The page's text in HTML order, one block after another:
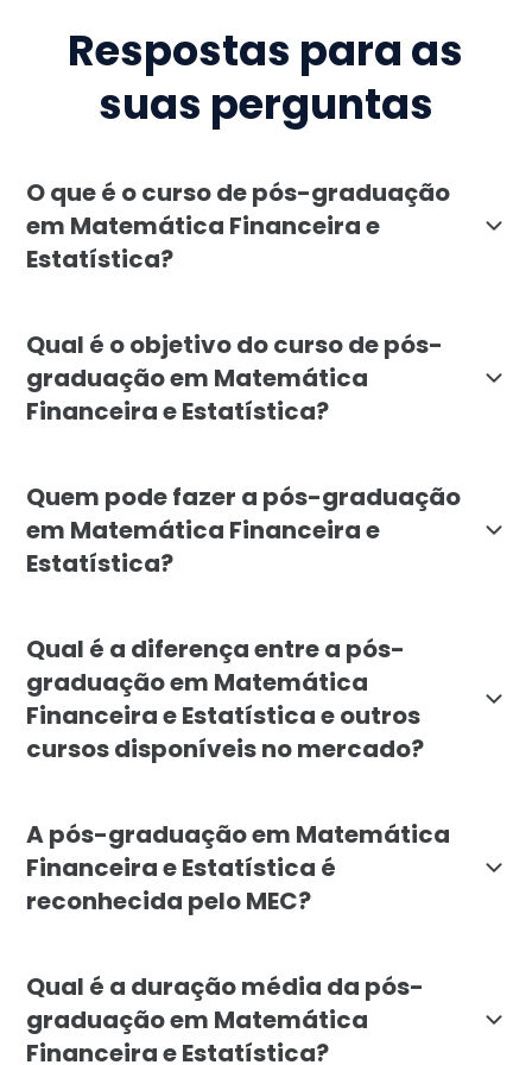
Respostas para as
suas perguntas
O que é o curso de pós-graduação
em Matemática Financeira e
Estatística?
Qual é o objetivo do curso de pós-
graduação em Matemática
Financeira e Estatística?
Quem pode fazer a pós-graduação
em Matemática Financeira e
Estatística?
Qual é a diferença entre a pós-
graduação em Matemática
Financeira e Estatística e outros
cursos disponíveis no mercado?
A pós-graduação em Matemática
Financeira e Estatística é
reconhecida pelo MEC?
Qual é a duração média da pós-
graduação em Matemática
Financeira e Estatística?